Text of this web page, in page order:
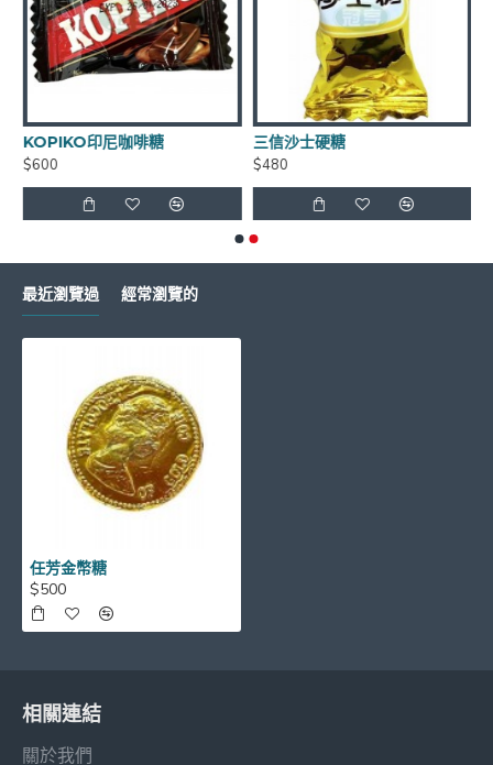
**年貨商品*節慶商品*海鮮食品*恕不退換貨
如有需要請LINE詢問有無庫存 LINE
超商取貨每筆訂單~限重4.5公斤(長+寬+高<105cm)
KOPIKO印尼咖啡糖
$600
三信沙士硬糖
$480
最近瀏覽過 經常瀏覽的
任芳金幣糖
$500
相關連結
關於我們